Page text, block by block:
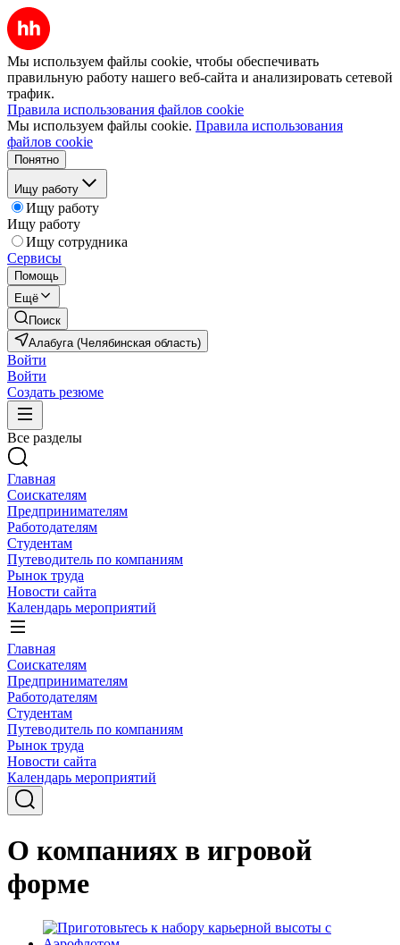
Мы используем файлы cookie, чтобы обеспечивать
правильную работу нашего веб-сайта и анализировать сетевой
трафик.
Правила использования файлов cookie
Мы используем файлы cookie. Правила использования
файлов cookie
Понятно
Ищу работу
Ищу работу
Ищу работу
Ищу сотрудника
Сервисы
Помощь
Ещё
Поиск
Алабуга (Челябинская область)
Войти
Войти
Создать резюме
Все разделы
Главная
Соискателям
Предпринимателям
Работодателям
Студентам
Путеводитель по компаниям
Рынок труда
Новости сайта
Календарь мероприятий
Главная
Соискателям
Предпринимателям
Работодателям
Студентам
Путеводитель по компаниям
Рынок труда
Новости сайта
Календарь мероприятий
О компаниях в игровой
форме